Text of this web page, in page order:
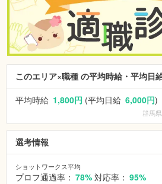
このエリア×職種 の平均時給・平均日
平均時給 1,800円 (平均日給 6,000円)
群馬県
選考情報
ショットワークス平均
プロフ通過率： 78% 対応率： 95%